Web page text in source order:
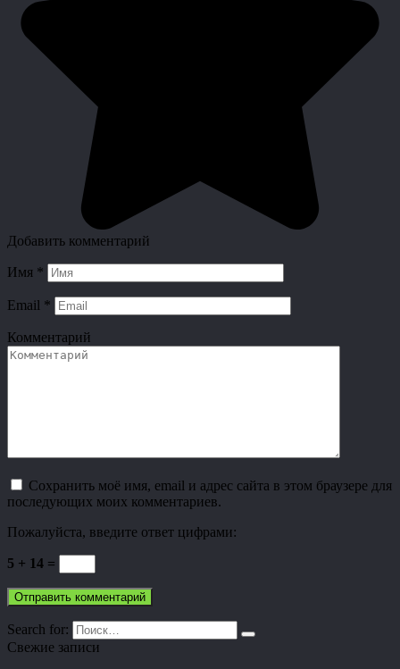
Добавить комментарий
Имя *
Email *
Комментарий
Сохранить моё имя, email и адрес сайта в этом браузере для
последующих моих комментариев.
Пожалуйста, введите ответ цифрами:
5 + 14 =
Search for:
Свежие записи